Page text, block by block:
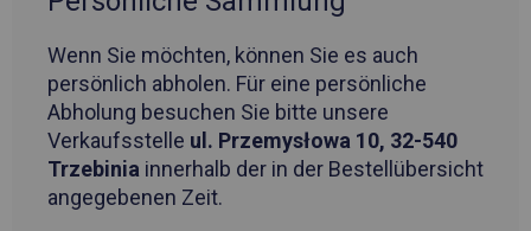
Wenn Sie möchten, können Sie es auch
persönlich abholen. Für eine persönliche
Abholung besuchen Sie bitte unsere
Verkaufsstelle ul. Przemysłowa 10, 32-540
Trzebinia innerhalb der in der Bestellübersicht
angegebenen Zeit.